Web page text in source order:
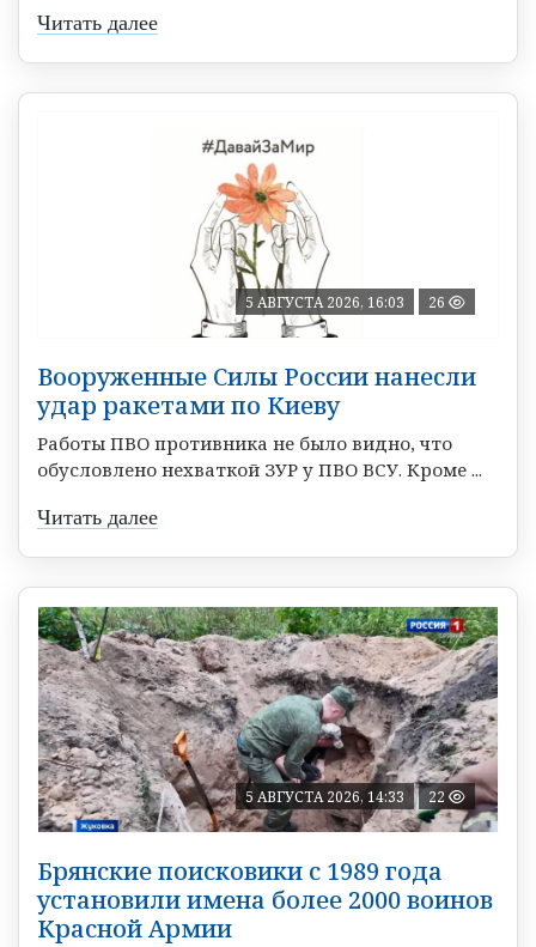
Читать далее
5 АВГУСТА 2026, 16:03 26
Вооруженные Силы России нанесли
удар ракетами по Киеву
Работы ПВО противника не было видно, что
обусловлено нехваткой ЗУР у ПВО ВСУ. Кроме ...
Читать далее
5 АВГУСТА 2026, 14:33 22
Брянские поисковики с 1989 года
установили имена более 2000 воинов
Красной Армии